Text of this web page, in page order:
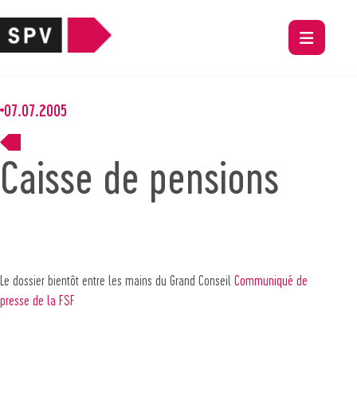
07.07.2005
Caisse de pensions
Le dossier bientôt entre les mains du Grand Conseil Communiqué de
presse de la FSF